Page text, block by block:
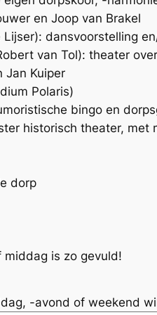
en Joop van Brakel
dansvoorstelling
van Tol): theater
Arnold Veeman en Jan Kuiper
Polaris)
bingo en
historisch theater, met
dorp
is zo gevuld!
-avond of weekend